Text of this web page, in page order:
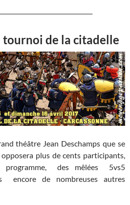
tournoi de la citadelle
théâtre Jean Deschamps que se
plus de cents participants,
programme, des mêlées 5vs5
encore de nombreuses autres